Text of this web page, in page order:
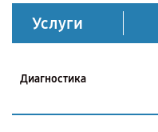
Услуги
Диагностика